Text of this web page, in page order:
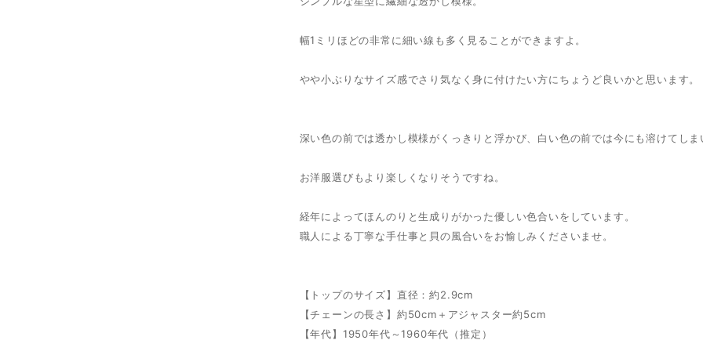
幅1ミリほどの非常に細い線も多く見ることができますよ。
やや小ぶりなサイズ感でさり気なく身に付けたい方にちょうど良いかと思います。
深い色の前では透かし模様がくっきりと浮かび、白い色の前では今にも溶けてしま
お洋服選びもより楽しくなりそうですね。
経年によってほんのりと生成りがかった優しい色合いをしています。
職人による丁寧な手仕事と貝の風合いをお愉しみくださいませ。
【トップのサイズ】直径：約2.9cm
【チェーンの長さ】約50cm＋アジャスター約5cm
【年代】1950年代～1960年代（推定）